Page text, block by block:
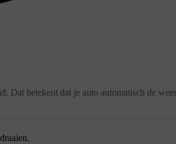
Dat betekent dat je auto automatisch de